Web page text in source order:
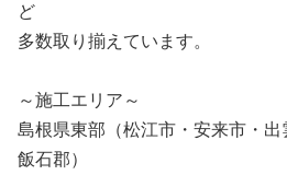
ど
多数取り揃えています。
～施工エリア～
島根県東部（松江市・安来市・出
飯石郡）